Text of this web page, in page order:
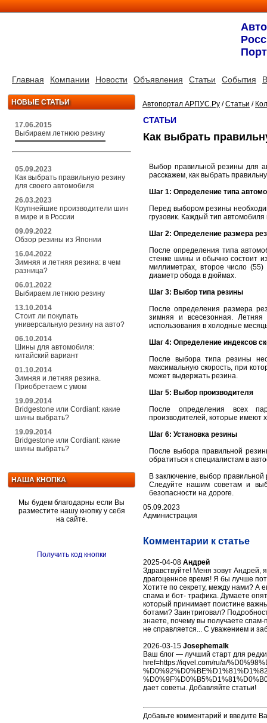
Главная Компании Новости Объявления Статьи События
НОВЫЕ СТАТЬИ
17.06.2015
Выбираем летнюю резину
05.09.2023
Как выбрать правильную резину
для своего автомобиля
26.03.2023
Крупнейшие производители шин
в мире и в России
09.09.2022
Обзор резины из Японии
16.04.2022
Зимняя и летняя резина: в чем
разница?
06.01.2022
Выбираем летнюю резину
13.10.2014
Стоит ли покупать
универсальную резину на авто?
06.10.2014
Шины для автомобиля:
китайский вариант
01.10.2014
Зимняя и летняя резина.
Приобретаем с умом
19.09.2014
Bridgestone или Cordiant: какие
шины выбрать?
19.09.2014
Bridgestone или Cordiant: какие
шины выбрать?
НАША КНОПКА
Мы будем благодарны если Вы
разместите нашу кнопку у себя
на сайте.
Получить код кнопки
Автопортал АРПУС.Ру /Статьи /
СТАТЬИ
Как выбрать
Выбор правильной резины для
расскажем, как выбрать
Шаг 1: Определение типа
Перед выбором резины
грузовик. Каждый тип
Шаг 2: Определение размера
После определения типа
стенке шины и обычно состоит
миллиметрах, второе число
диаметр обода в дюймах.
Шаг 3: Выбор типа резины
После определения размера
зимняя и всесезонная.
использования в холодные
Шаг 4: Определение индексов
После выбора типа резины
максимальную скорость, при
может выдержать резина.
Шаг 5: Выбор производителя
После определения всех
производителей, которые имеют
Шаг 6: Установка резины
После выбора правильной
обратиться к специалистам в
В заключение, выбор
Следуйте нашим советам и
безопасности на дороге.
05.09.2023
Администрация
Комментарии к статье
2025-04-08 Андрей
Здравствуйте! Меня зовут Андрей,
драгоценное время! Я бы лучше
Хотите по секрету, между нами? А
спама и бот- трафика. Думаете
который принимает поистине
ботами? Заинтриговал?
знаете, почему вы получаете
не справляется... С уважением и
2026-03-15 Josephemalk
Ваш блог — лучший старт для
href=https://iqvel.com/ru/a/
дает советы. Добавляйте статьи!
Добавьте комментарий и введите